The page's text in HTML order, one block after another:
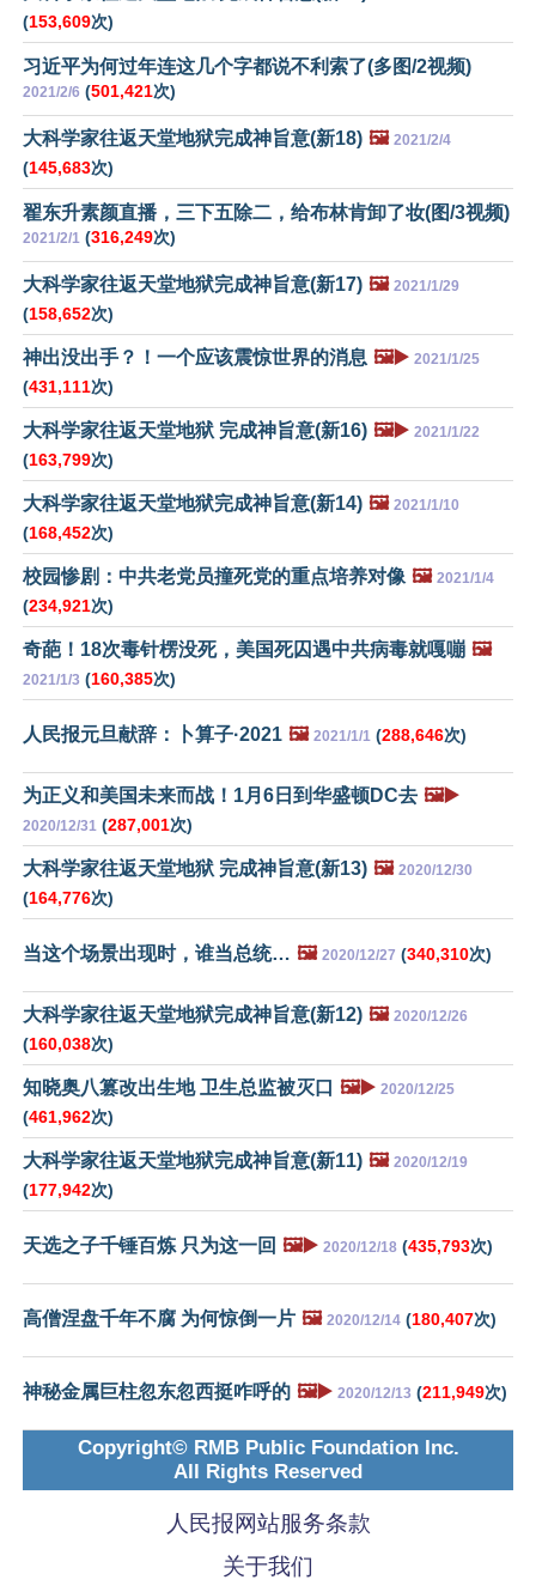
(153,609次)
习近平为何过年连这几个字都说不利索了(多图/2视频)
2021/2/6 (501,421次)
大科学家往返天堂地狱完成神旨意(新18) 🖼️ 2021/2/4
(145,683次)
翟东升素颜直播，三下五除二，给布林肯卸了妆(图/3视频)
2021/2/1 (316,249次)
大科学家往返天堂地狱完成神旨意(新17) 🖼️ 2021/1/29
(158,652次)
神出没出手？！一个应该震惊世界的消息 🖼️▶️ 2021/1/25
(431,111次)
大科学家往返天堂地狱 完成神旨意(新16) 🖼️▶️ 2021/1/22
(163,799次)
大科学家往返天堂地狱完成神旨意(新14) 🖼️ 2021/1/10
(168,452次)
校园惨剧：中共老党员撞死党的重点培养对像 🖼️ 2021/1/4
(234,921次)
奇葩！18次毒针楞没死，美国死囚遇中共病毒就嘎嘣 🖼️
2021/1/3 (160,385次)
人民报元旦献辞：卜算子·2021 🖼️ 2021/1/1 (288,646次)
为正义和美国未来而战！1月6日到华盛顿DC去 🖼️▶️
2020/12/31 (287,001次)
大科学家往返天堂地狱 完成神旨意(新13) 🖼️ 2020/12/30
(164,776次)
当这个场景出现时，谁当总统… 🖼️ 2020/12/27 (340,310次)
大科学家往返天堂地狱完成神旨意(新12) 🖼️ 2020/12/26
(160,038次)
知晓奥八篡改出生地 卫生总监被灭口 🖼️▶️ 2020/12/25
(461,962次)
大科学家往返天堂地狱完成神旨意(新11) 🖼️ 2020/12/19
(177,942次)
天选之子千锤百炼 只为这一回 🖼️▶️ 2020/12/18 (435,793次)
高僧涅盘千年不腐 为何惊倒一片 🖼️ 2020/12/14 (180,407次)
神秘金属巨柱忽东忽西挺咋呼的 🖼️▶️ 2020/12/13 (211,949次)
Copyright© RMB Public Foundation Inc.
All Rights Reserved
人民报网站服务条款
关于我们